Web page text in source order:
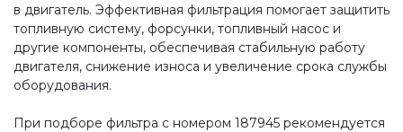
в двигатель. Эффективная фильтрация помогает защитить
топливную систему, форсунки, топливный насос и
другие компоненты, обеспечивая стабильную работу
двигателя, снижение износа и увеличение срока службы
оборудования.
При подборе фильтра с номером 187945 рекомендуется